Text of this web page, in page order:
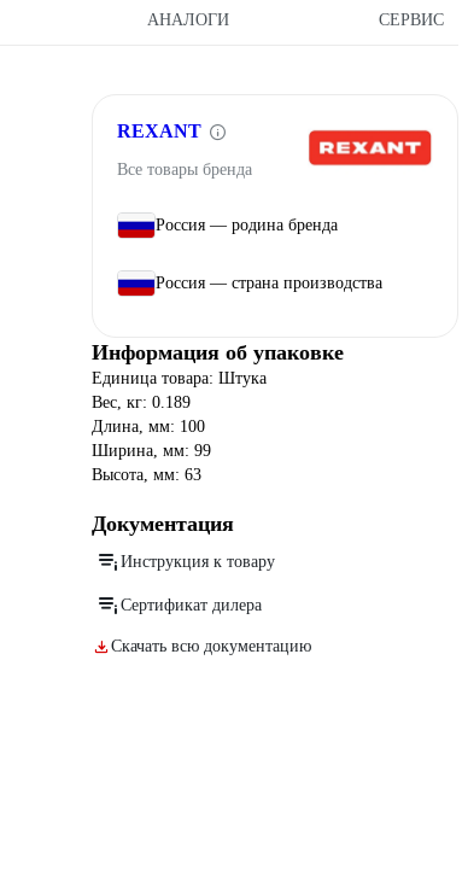
АНАЛОГИ СЕРВИС
REXANT
Все товары бренда
Россия — родина бренда
Россия — страна производства
Информация об упаковке
Единица товара: Штука
Вес, кг: 0.189
Длина, мм: 100
Ширина, мм: 99
Высота, мм: 63
Документация
Инструкция к товару
Сертификат дилера
Скачать всю документацию